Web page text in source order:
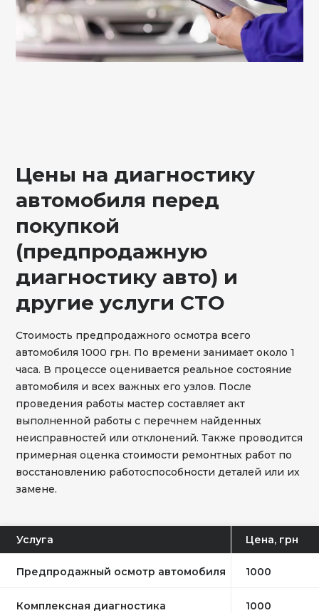
Цены на диагностику
автомобиля перед
покупкой
(предпродажную
диагностику авто) и
другие услуги СТО
Стоимость предпродажного осмотра всего
автомобиля 1000 грн. По времени занимает около 1
часа. В процессе оценивается реальное состояние
автомобиля и всех важных его узлов. После
проведения работы мастер составляет акт
выполненной работы с перечнем найденных
неисправностей или отклонений. Также проводится
примерная оценка стоимости ремонтных работ по
восстановлению работоспособности деталей или их
замене.
Услуга Цена, грн
Предпродажный осмотр автомобиля 1000
Комплексная диагностика 1000